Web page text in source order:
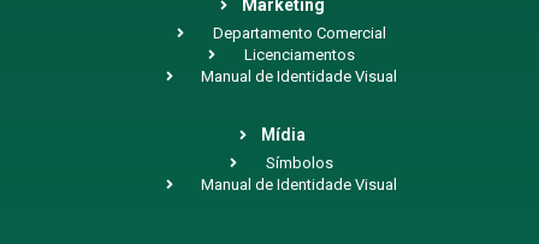
Marketing
Departamento Comercial
Licenciamentos
Manual de Identidade Visual
Mídia
Símbolos
Manual de Identidade Visual